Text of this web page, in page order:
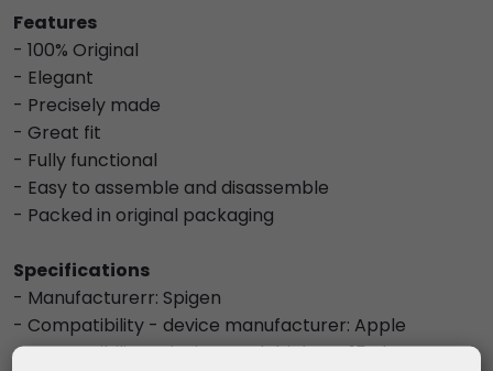
Features
- 100% Original
- Elegant
- Precisely made
- Great fit
- Fully functional
- Easy to assemble and disassemble
- Packed in original packaging
Specifications
- Manufacturerr: Spigen
- Compatibility - device manufacturer: Apple
- Compatibility - device model: iPhone 15 Plus